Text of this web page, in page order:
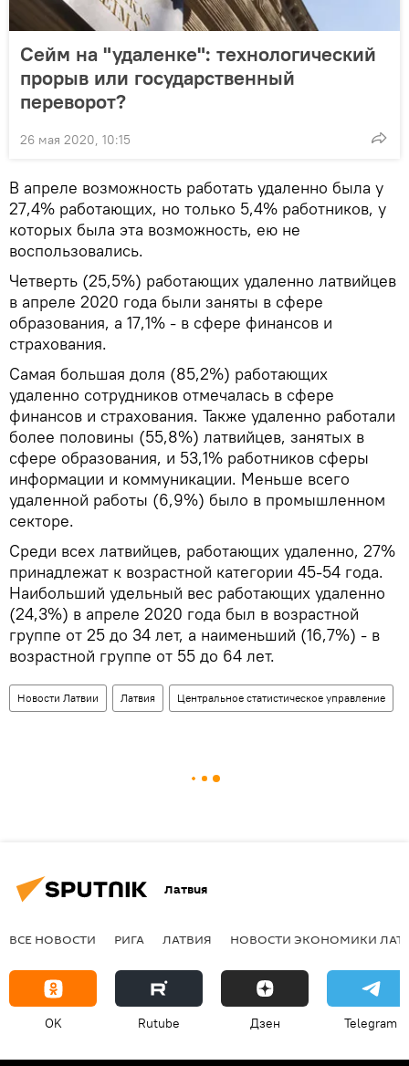
Сейм на "удаленке": технологический
прорыв или государственный
переворот?
26 мая 2020, 10:15
В апреле возможность работать удаленно была у
27,4% работающих, но только 5,4% работников, у
которых была эта возможность, ею не
воспользовались.
Четверть (25,5%) работающих удаленно латвийцев
в апреле 2020 года были заняты в сфере
образования, а 17,1% - в сфере финансов и
страхования.
Самая большая доля (85,2%) работающих
удаленно сотрудников отмечалась в сфере
финансов и страхования. Также удаленно работали
более половины (55,8%) латвийцев, занятых в
сфере образования, и 53,1% работников сферы
информации и коммуникации. Меньше всего
удаленной работы (6,9%) было в промышленном
секторе.
Среди всех латвийцев, работающих удаленно, 27%
принадлежат к возрастной категории 45-54 года.
Наибольший удельный вес работающих удаленно
(24,3%) в апреле 2020 года был в возрастной
группе от 25 до 34 лет, а наименьший (16,7%) - в
возрастной группе от 55 до 64 лет.
Новости Латвии Латвия Центральное статистическое управление
Латвия
ВСЕ НОВОСТИ РИГА ЛАТВИЯ НОВОСТИ ЭКОНОМИКИ
OK Rutube Дзен Telegram